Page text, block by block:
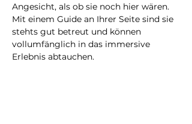
Angesicht, als ob sie noch hier wären.
Mit einem Guide an Ihrer Seite sind sie
stehts gut betreut und können
vollumfänglich in das immersive
Erlebnis abtauchen.